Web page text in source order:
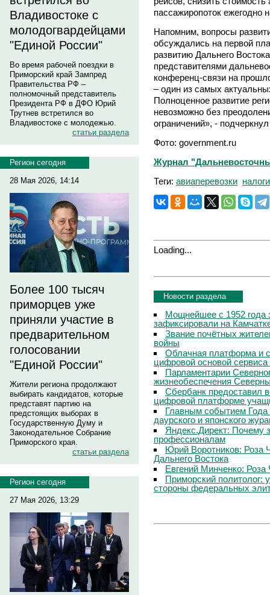
Владивостоке с
молодогвардейцами
"Единой России"
Во время рабочей поездки в
Приморский край Зампред
Правительства РФ –
полномочный представитель
Президента РФ в ДФО Юрий
Трутнев встретился во
Владивостоке с молодежью.
статьи раздела
Регион сегодня
28 Мая 2026, 14:14
Более 100 тысяч
приморцев уже
приняли участие в
предварительном
голосовании
"Единой России"
Жители региона продолжают
выбирать кандидатов, которые
представят партию на
предстоящих выборах в
Государственную Думу и
Законодательное Собрание
Приморского края.
статьи раздела
Регион сегодня
27 Мая 2026, 13:29
пассажиропоток ежегодно
Напомним, вопросы
обсуждались на первой
развитию Дальнего
представителями
конференц-связи на
– один из самых
Полноценное развитие
невозможно без
ограничений», -
Фото: government.ru
Журнал
Теги: авиаперевозки налоги
Loading...
Новости раздела
Мощнейшее с 1952 года
зафиксировали на
Звание почётных
войны
Облачная платформа и
цифровой основой
Парламентарии
жизнеобеспечения
Сбербанк предоставил
цифровой платформе
Главным событием
даурского и японского
Яндекс.Директ: Почему
профессионалам
Юрий Воротников: Роза
Дальнего Востока
Евгений Минченко: Роза
Приморский политолог:
стороны федеральных